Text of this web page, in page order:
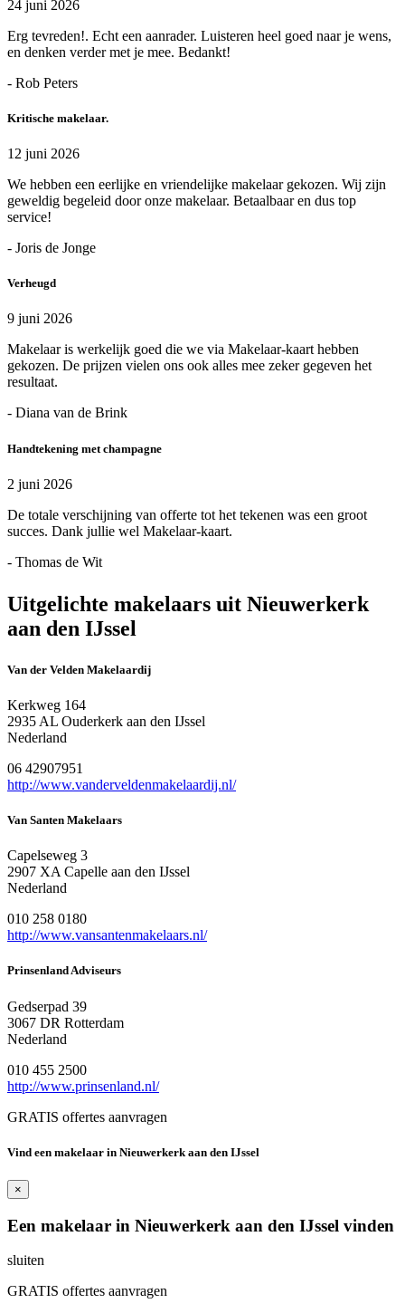
24 juni 2026
Erg tevreden!. Echt een aanrader. Luisteren heel goed naar je wens,
en denken verder met je mee. Bedankt!
- Rob Peters
Kritische makelaar.
12 juni 2026
We hebben een eerlijke en vriendelijke makelaar gekozen. Wij zijn
geweldig begeleid door onze makelaar. Betaalbaar en dus top
service!
- Joris de Jonge
Verheugd
9 juni 2026
Makelaar is werkelijk goed die we via Makelaar-kaart hebben
gekozen. De prijzen vielen ons ook alles mee zeker gegeven het
resultaat.
- Diana van de Brink
Handtekening met champagne
2 juni 2026
De totale verschijning van offerte tot het tekenen was een groot
succes. Dank jullie wel Makelaar-kaart.
- Thomas de Wit
Uitgelichte makelaars uit Nieuwerkerk
aan den IJssel
Van der Velden Makelaardij
Kerkweg 164
2935 AL Ouderkerk aan den IJssel
Nederland
06 42907951
http://www.vanderveldenmakelaardij.nl/
Van Santen Makelaars
Capelseweg 3
2907 XA Capelle aan den IJssel
Nederland
010 258 0180
http://www.vansantenmakelaars.nl/
Prinsenland Adviseurs
Gedserpad 39
3067 DR Rotterdam
Nederland
010 455 2500
http://www.prinsenland.nl/
GRATIS offertes aanvragen
Vind een makelaar in Nieuwerkerk aan den IJssel
×
Een makelaar in Nieuwerkerk aan den IJssel vinden
sluiten
GRATIS offertes aanvragen